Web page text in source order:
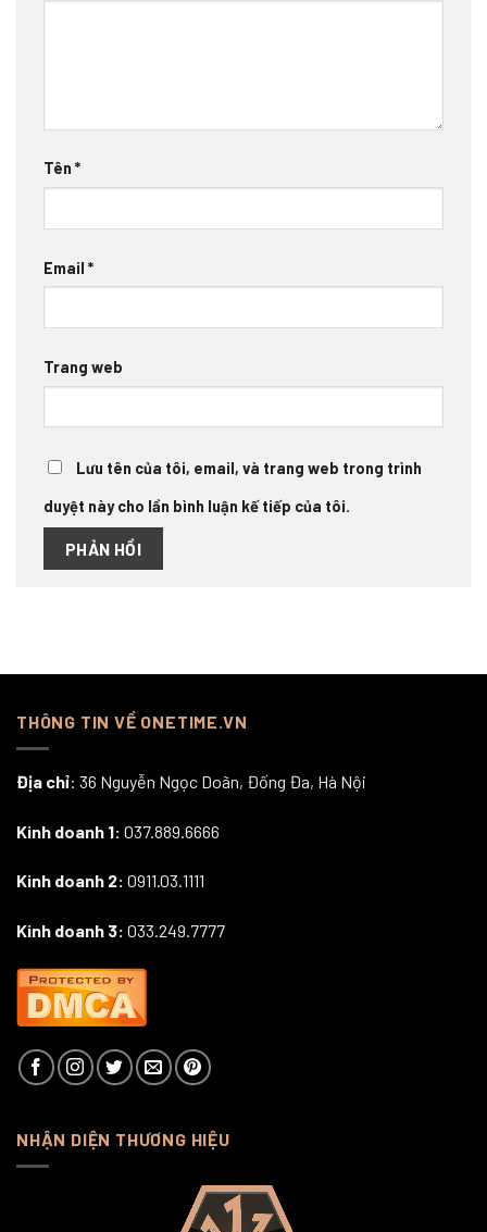
Tên *
Email *
Trang web
Lưu tên của tôi, email, và trang web trong trình
duyệt này cho lần bình luận kế tiếp của tôi.
THÔNG TIN VỀ ONETIME.VN
Địa chỉ: 36 Nguyễn Ngọc Doãn, Đống Đa, Hà Nội
Kinh doanh 1: 037.889.6666
Kinh doanh 2: 0911.03.1111
Kinh doanh 3: 033.249.7777
NHẬN DIỆN THƯƠNG HIỆU